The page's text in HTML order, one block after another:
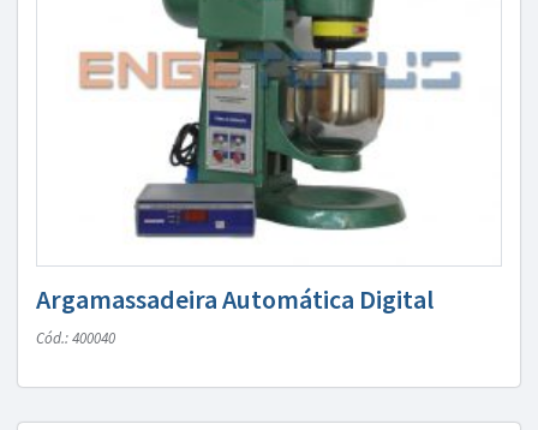
Argamassadeira Automática Digital
Cód.: 400040